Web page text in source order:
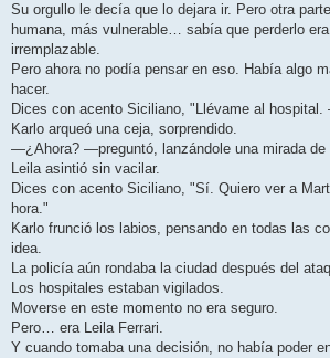
Su orgullo le decía que lo dejara ir. Pero otra
humana, más vulnerable… sabía que perderlo
irremplazable.
Pero ahora no podía pensar en eso. Había algo
hacer.
Dices con acento Siciliano, "Llévame al
Karlo arqueó una ceja, sorprendido.
—¿Ahora? —preguntó, lanzándole una mirada de
Leila asintió sin vacilar.
Dices con acento Siciliano, "Sí. Quiero ver a
hora."
Karlo frunció los labios, pensando en todas las
idea.
La policía aún rondaba la ciudad después del
Los hospitales estaban vigilados.
Moverse en este momento no era seguro.
Pero… era Leila Ferrari.
Y cuando tomaba una decisión, no había poder